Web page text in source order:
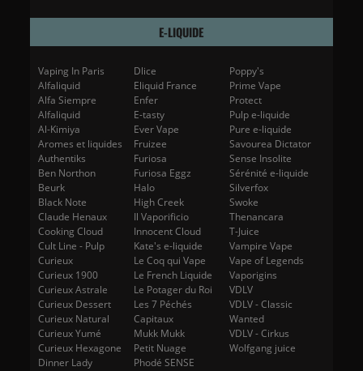
E-LIQUIDE
Vaping In Paris
Alfaliquid
Alfa Siempre
Alfaliquid
Al-Kimiya
Aromes et liquides
Authentiks
Ben Northon
Beurk
Black Note
Claude Henaux
Cooking Cloud
Cult Line - Pulp
Curieux
Curieux 1900
Curieux Astrale
Curieux Dessert
Curieux Natural
Curieux Yumé
Curieux Hexagone
Dinner Lady
Dlice
Eliquid France
Enfer
E-tasty
Ever Vape
Fruizee
Furiosa
Furiosa Eggz
Halo
High Creek
Il Vaporificio
Innocent Cloud
Kate's e-liquide
Le Coq qui Vape
Le French Liquide
Le Potager du Roi
Les 7 Péchés
Capitaux
Mukk Mukk
Petit Nuage
Phodé SENSE
Poppy's
Prime Vape
Protect
Pulp e-liquide
Pure e-liquide
Savourea Dictator
Sense Insolite
Sérénité e-liquide
Silverfox
Swoke
Thenancara
T-Juice
Vampire Vape
Vape of Legends
Vaporigins
VDLV
VDLV - Classic
Wanted
VDLV - Cirkus
Wolfgang juice